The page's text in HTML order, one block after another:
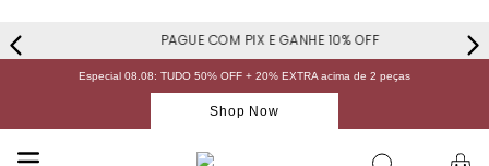
PAGUE COM PIX E GANHE 10% OFF
Especial 08.08: TUDO 50% OFF + 20% EXTRA acima de 2 peças
Shop Now